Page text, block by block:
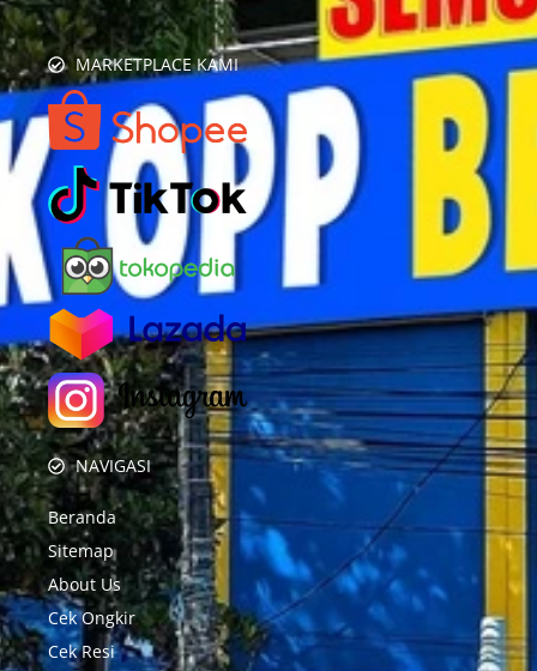
MARKETPLACE KAMI
NAVIGASI
Beranda
Sitemap
About Us
Cek Ongkir
Cek Resi